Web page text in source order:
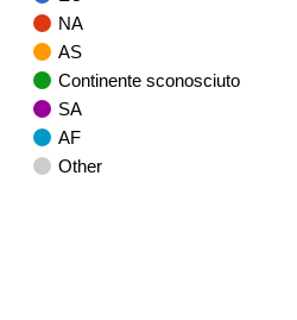
NA
AS
Continente sconosciuto
SA
AF
Other